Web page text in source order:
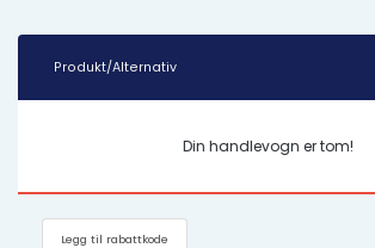
Nettverksstatus
Produkt/Alternativ
Din handlevogn er tom!
Legg til rabattkode